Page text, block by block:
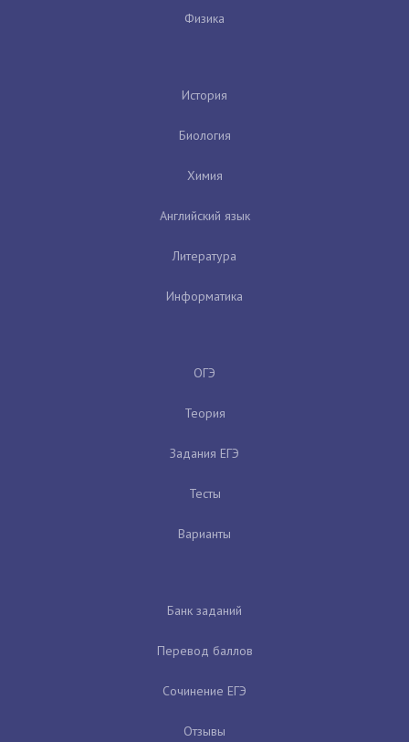
Физика
История
Биология
Химия
Английский язык
Литература
Информатика
ОГЭ
Теория
Задания ЕГЭ
Тесты
Варианты
Банк заданий
Перевод баллов
Сочинение ЕГЭ
Отзывы